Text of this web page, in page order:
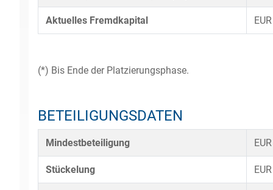
Aktuelles Fremdkapital
(*) Bis Ende der Platzierungsphase.
BETEILIGUNGSDATEN
Mindestbeteiligung
Stückelung